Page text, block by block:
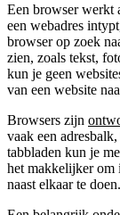
Een browser werkt
een webadres
browser op zoek
zien, zoals tekst,
kun je geen
van een website
Browsers zijn
vaak een
tabbladen kun je
het makkelijker om
naast elkaar te doen.